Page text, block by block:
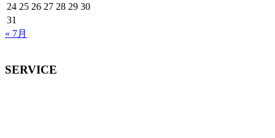
24 25 26 27 28 29 30
31
« 7月
SERVICE